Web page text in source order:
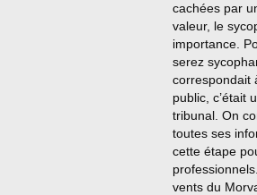
cachées par
valeur, le
importance.
serez
correspondait
public, c’était
tribunal. On
toutes ses
cette étape
vents du